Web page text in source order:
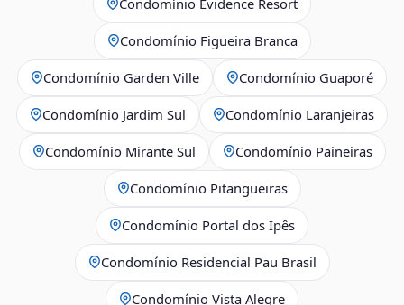
Condomínio Figueira Branca
Condomínio Garden Ville Condomínio Guaporé
Condomínio Jardim Sul Condomínio Laranjeiras
Condomínio Mirante Sul Condomínio Paineiras
Condomínio Pitangueiras
Condomínio Portal dos Ipês
Condomínio Residencial Pau Brasil
Condomínio Vista Alegre